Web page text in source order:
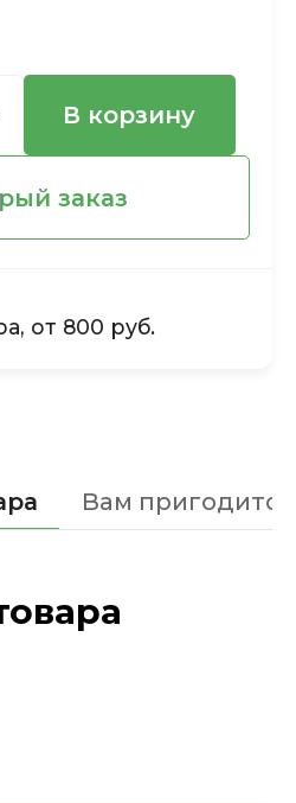
В корзину
заказ
от 800 руб.
Вам пригодится